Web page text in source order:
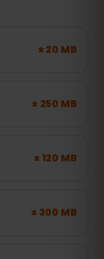
± 20 MB
± 250 MB
± 120 MB
± 300 MB